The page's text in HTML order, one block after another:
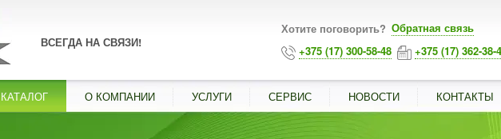
ВСЕГДА НА СВЯЗИ!
Хотите поговорить? Обратная связь
+375 (17) 300-58-48
+375 (17) 362-38-
КАТАЛОГ О КОМПАНИИ УСЛУГИ СЕРВИС НОВОСТИ КОНТАКТЫ